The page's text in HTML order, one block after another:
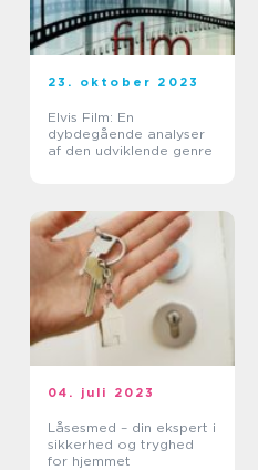
23. oktober 2023
Elvis Film: En
dybdegående analyser
af den udviklende genre
04. juli 2023
Låsesmed – din ekspert i
sikkerhed og tryghed
for hjemmet